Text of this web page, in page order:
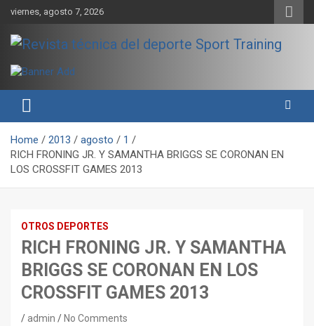
Skip
content
viernes, agosto 7, 2026
Revista técnica del deporte
Sport Training
rendimiento, nutrición y entrenamiento.
Home 2013 agosto
1
RICH FRONING JR. Y SAMANTHA BRIGGS SE CORONAN EN
LOS CROSSFIT GAMES 2013
OTROS DEPORTES
RICH FRONING JR. Y SAMANTHA
BRIGGS SE CORONAN EN LOS
CROSSFIT GAMES 2013
admin No Comments